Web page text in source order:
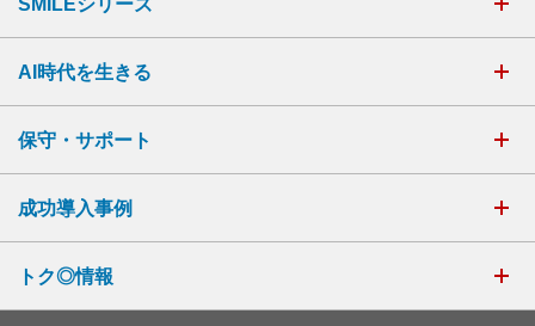
SMILEシリーズ
AI時代を生きる
保守・サポート
成功導入事例
トク◎情報